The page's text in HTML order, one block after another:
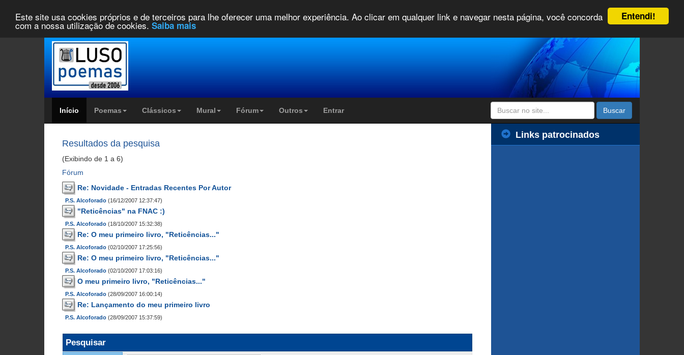
Entendi!
Este site usa cookies próprios e de terceiros para lhe oferecer uma melhor experiência. Ao clicar em qualquer link e navegar nesta página, você concorda
com a nossa utilização de cookies. Saiba mais
Início Poemas Clássicos Mural Fórum Outros Entrar Buscar
Resultados da pesquisa
(Exibindo de 1 a 6)
Fórum
Re: Novidade - Entradas Recentes Por Autor
P.S. Alcoforado (16/12/2007 12:37:47)
"Reticências" na FNAC :)
P.S. Alcoforado (18/10/2007 15:32:38)
Re: O meu primeiro livro, "Reticências..."
P.S. Alcoforado (02/10/2007 17:25:56)
Re: O meu primeiro livro, "Reticências..."
P.S. Alcoforado (02/10/2007 17:03:16)
O meu primeiro livro, "Reticências..."
P.S. Alcoforado (28/09/2007 16:00:14)
Re: Lançamento do meu primeiro livro
P.S. Alcoforado (28/09/2007 15:37:59)
Pesquisar
Links patrocinados